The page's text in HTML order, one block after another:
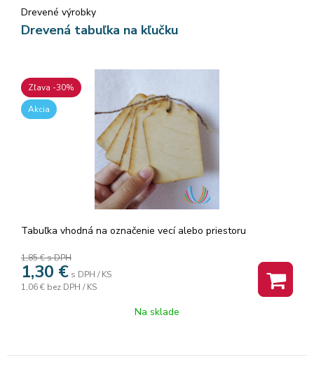
Drevené výrobky
Drevená tabuľka na kľučku
Zľava -30%
Akcia
Tabuľka vhodná na označenie vecí alebo priestoru
1,85 €s DPH
1,30 € s DPH / KS
1,06 € bez DPH / KS
Na sklade